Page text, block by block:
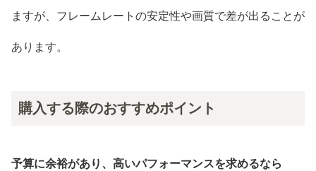
ますが、フレームレートの安定性や画質で差が出ることが
あります。
購入する際のおすすめポイント
予算に余裕があり、高いパフォーマンスを求めるなら